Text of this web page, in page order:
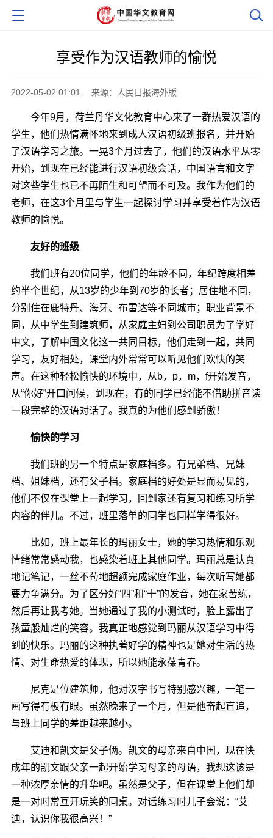
享受作为汉语教师的愉悦
2022-05-02 01:01 来源：人民日报海外版
今年9月，荷兰丹华文化教育中心来了一群热爱汉语的
学生，他们热情满怀地来到成人汉语初级班报名，并开始
了汉语学习之旅。一晃3个月过去了，他们的汉语水平从零
开始，到现在已经能进行汉语初级会话，中国语言和文字
对这些学生也已不再陌生和可望而不可及。我作为他们的
老师，在这3个月里与学生一起探讨学习并享受着作为汉语
教师的愉悦。
友好的班级
我们班有20位同学，他们的年龄不同，年纪跨度相差
约半个世纪，从13岁的少年到70岁的长者；居住地不同，
分别住在鹿特丹、海牙、布雷达等不同城市；职业背景不
同，从中学生到建筑师，从家庭主妇到公司职员为了学好
中文，了解中国文化这一共同目标，他们走到一起，共同
学习，友好相处，课堂内外常常可以听见他们欢快的笑
声。在这种轻松愉快的环境中，从b，p，m，f开始发音，
从“你好”开口问候，到现在，有的同学已经能不借助拼音读
一段完整的汉语对话了。我真的为他们感到骄傲！
愉快的学习
我们班的另一个特点是家庭档多。有兄弟档、兄妹
档、姐妹档，还有父子档。家庭档的好处是显而易见的，
他们不仅在课堂上一起学习，回到家还有复习和练习所学
内容的伴儿。不过，班里落单的同学也同样学得很好。
比如，班上最年长的玛丽女士，她的学习热情和乐观
情绪常常感动我，也感染着班上其他同学。玛丽总是认真
地记笔记，一丝不苟地超额完成家庭作业，每次听写她都
要力争满分。为了区分好“四”和“十”的发音，她在家苦练，
然后再让我考她。当她通过了我的小测试时，脸上露出了
孩童般灿烂的笑容。我真正地感觉到玛丽从汉语学习中得
到的快乐。玛丽的这种执著好学的精神也是她对生活的热
情、对生命热爱的体现，所以她能永葆青春。
尼克是位建筑师，他对汉字书写特别感兴趣，一笔一
画写得有板有眼。虽然晚来了一个月，但是他奋起直追，
与班上同学的差距越来越小。
艾迪和凯文是父子俩。凯文的母亲来自中国，现在快
成年的凯文跟父亲一起开始学习母亲的母语，我想这该是
一种浓厚亲情的升华吧。虽然是父子，但在课堂上他们却
是一对时常互开玩笑的同桌。对话练习时儿子会说：“艾
迪，认识你我很高兴！”